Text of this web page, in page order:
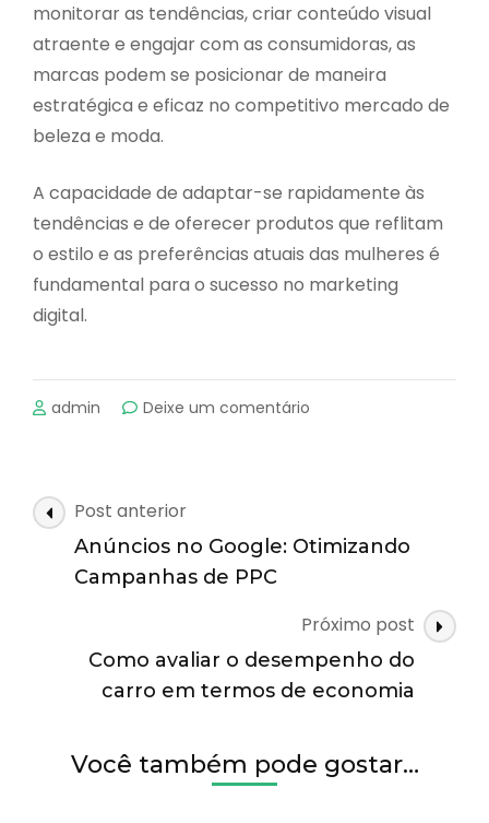
monitorar as tendências, criar conteúdo visual
atraente e engajar com as consumidoras, as
marcas podem se posicionar de maneira
estratégica e eficaz no competitivo mercado de
beleza e moda.
A capacidade de adaptar-se rapidamente às
tendências e de oferecer produtos que reflitam
o estilo e as preferências atuais das mulheres é
fundamental para o sucesso no marketing
digital.
admin Deixe um comentário
Moda
Marketing
para
Mulheres
Navegação
de
posts
Post anterior
Anúncios no Google: Otimizando
Campanhas de PPC
Próximo post
Como avaliar o desempenho do
carro em termos de economia
Você também pode gostar…